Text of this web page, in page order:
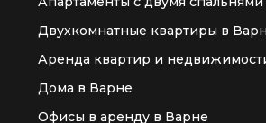
Двухкомнатные квартиры в
Аренда квартир и
Дома в Варне
Офисы в аренду в Варне